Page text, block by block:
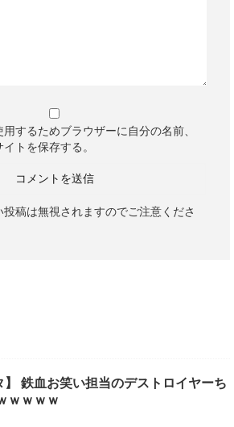
するためブラウザーに自分の名前、
トを保存する。
稿は無視されますのでご注意くださ
】 鉄血お笑い担当のデストロイヤーち
ｗｗｗｗ